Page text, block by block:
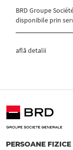
BRD Groupe
disponibile prin
află detalii
PERSOANE FIZICE